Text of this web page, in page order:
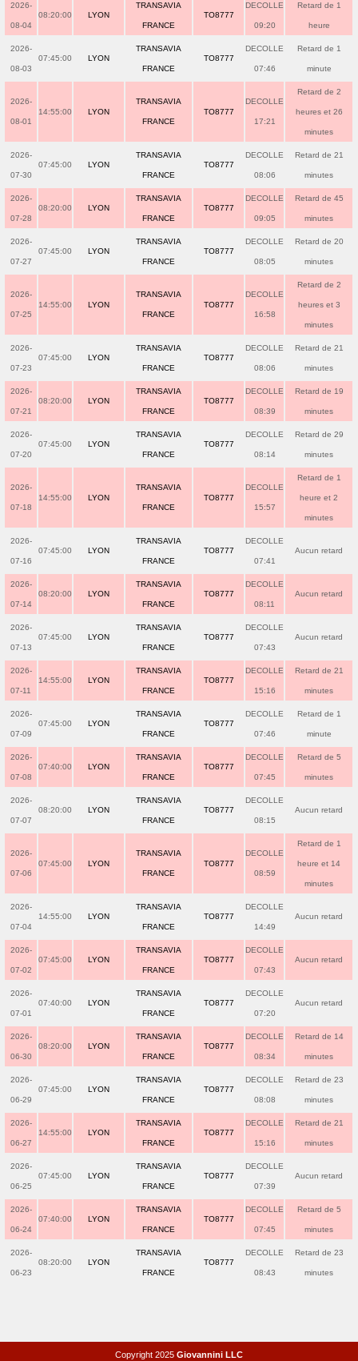
2026-
08-04
08:20:00 LYON
TRANSAVIA
FRANCE
TO8777
DECOLLE
09:20
Retard de 1
heure
2026-
08-03
07:45:00 LYON
TRANSAVIA
FRANCE
TO8777
DECOLLE
07:46
Retard de 1
minute
2026-
08-01
14:55:00 LYON
TRANSAVIA
FRANCE
TO8777
DECOLLE
17:21
Retard de 2
heures et 26
minutes
2026-
07-30
07:45:00 LYON
TRANSAVIA
FRANCE
TO8777
DECOLLE
08:06
Retard de 21
minutes
2026-
07-28
08:20:00 LYON
TRANSAVIA
FRANCE
TO8777
DECOLLE
09:05
Retard de 45
minutes
2026-
07-27
07:45:00 LYON
TRANSAVIA
FRANCE
TO8777
DECOLLE
08:05
Retard de 20
minutes
2026-
07-25
14:55:00 LYON
TRANSAVIA
FRANCE
TO8777
DECOLLE
16:58
Retard de 2
heures et 3
minutes
2026-
07-23
07:45:00 LYON
TRANSAVIA
FRANCE
TO8777
DECOLLE
08:06
Retard de 21
minutes
2026-
07-21
08:20:00 LYON
TRANSAVIA
FRANCE
TO8777
DECOLLE
08:39
Retard de 19
minutes
2026-
07-20
07:45:00 LYON
TRANSAVIA
FRANCE
TO8777
DECOLLE
08:14
Retard de 29
minutes
2026-
07-18
14:55:00 LYON
TRANSAVIA
FRANCE
TO8777
DECOLLE
15:57
Retard de 1
heure et 2
minutes
2026-
07-16
07:45:00 LYON
TRANSAVIA
FRANCE
TO8777
DECOLLE
07:41
Aucun retard
2026-
07-14
08:20:00 LYON
TRANSAVIA
FRANCE
TO8777
DECOLLE
08:11
Aucun retard
2026-
07-13
07:45:00 LYON
TRANSAVIA
FRANCE
TO8777
DECOLLE
07:43
Aucun retard
2026-
07-11
14:55:00 LYON
TRANSAVIA
FRANCE
TO8777
DECOLLE
15:16
Retard de 21
minutes
2026-
07-09
07:45:00 LYON
TRANSAVIA
FRANCE
TO8777
DECOLLE
07:46
Retard de 1
minute
2026-
07-08
07:40:00 LYON
TRANSAVIA
FRANCE
TO8777
DECOLLE
07:45
Retard de 5
minutes
2026-
07-07
08:20:00 LYON
TRANSAVIA
FRANCE
TO8777
DECOLLE
08:15
Aucun retard
2026-
07-06
07:45:00 LYON
TRANSAVIA
FRANCE
TO8777
DECOLLE
08:59
Retard de 1
heure et 14
minutes
2026-
07-04
14:55:00 LYON
TRANSAVIA
FRANCE
TO8777
DECOLLE
14:49
Aucun retard
2026-
07-02
07:45:00 LYON
TRANSAVIA
FRANCE
TO8777
DECOLLE
07:43
Aucun retard
2026-
07-01
07:40:00 LYON
TRANSAVIA
FRANCE
TO8777
DECOLLE
07:20
Aucun retard
2026-
06-30
08:20:00 LYON
TRANSAVIA
FRANCE
TO8777
DECOLLE
08:34
Retard de 14
minutes
2026-
06-29
07:45:00 LYON
TRANSAVIA
FRANCE
TO8777
DECOLLE
08:08
Retard de 23
minutes
2026-
06-27
14:55:00 LYON
TRANSAVIA
FRANCE
TO8777
DECOLLE
15:16
Retard de 21
minutes
2026-
06-25
07:45:00 LYON
TRANSAVIA
FRANCE
TO8777
DECOLLE
07:39
Aucun retard
2026-
06-24
07:40:00 LYON
TRANSAVIA
FRANCE
TO8777
DECOLLE
07:45
Retard de 5
minutes
2026-
06-23
08:20:00 LYON
TRANSAVIA
FRANCE
TO8777
DECOLLE
08:43
Retard de 23
minutes
Copyright 2025 Giovannini LLC